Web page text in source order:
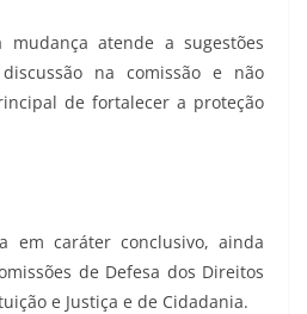
atende a sugestões
na comissão e não
de fortalecer a proteção
em caráter conclusivo, ainda
de Defesa dos Direitos
e Justiça e de Cidadania.